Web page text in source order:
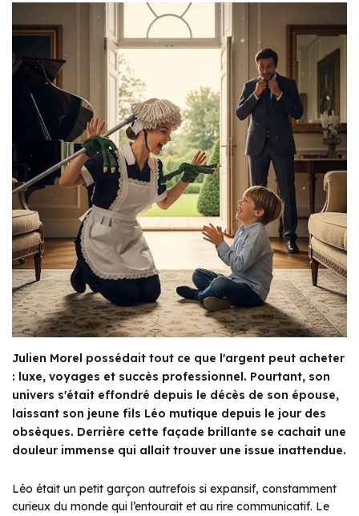
Julien Morel possédait tout ce que l'argent peut acheter
: luxe, voyages et succès professionnel. Pourtant, son
univers s'était effondré depuis le décès de son épouse,
laissant son jeune fils Léo mutique depuis le jour des
obsèques. Derrière cette façade brillante se cachait une
douleur immense qui allait trouver une issue inattendue.
Léo était un petit garçon autrefois si expansif, constamment
curieux du monde qui l’entourait et au rire communicatif. Le